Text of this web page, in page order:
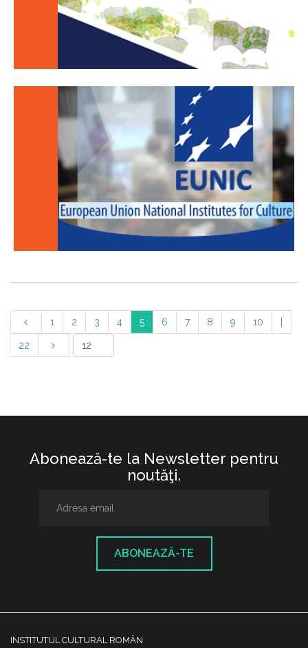
1 2 3 4 5 6 7 8 9 10
22
Abonează-te la Newsletter pentru
noutăţi.
ABONEAZĂ-TE
INSTITUTUL CULTURAL ROMÂN